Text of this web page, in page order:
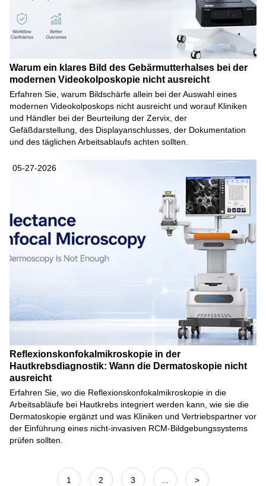
Warum ein klares Bild des Gebärmutterhalses bei der
modernen Videokolposkopie nicht ausreicht
Erfahren Sie, warum Bildschärfe allein bei der Auswahl eines
modernen Videokolposkops nicht ausreicht und worauf Kliniken
und Händler bei der Beurteilung der Zervix, der
Gefäßdarstellung, des Displayanschlusses, der Dokumentation
und des täglichen Arbeitsablaufs achten sollten.
05-27-2026
Reflexionskonfokalmikroskopie in der
Hautkrebsdiagnostik: Wann die Dermatoskopie nicht
ausreicht
Erfahren Sie, wo die Reflexionskonfokalmikroskopie in die
Arbeitsabläufe bei Hautkrebs integriert werden kann, wie sie die
Dermatoskopie ergänzt und was Kliniken und Vertriebspartner vor
der Einführung eines nicht-invasiven RCM-Bildgebungssystems
prüfen sollten.
1 2 3 ... >